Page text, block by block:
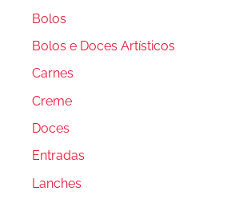
Bolos
Bolos e Doces Artísticos
Carnes
Creme
Doces
Entradas
Lanches